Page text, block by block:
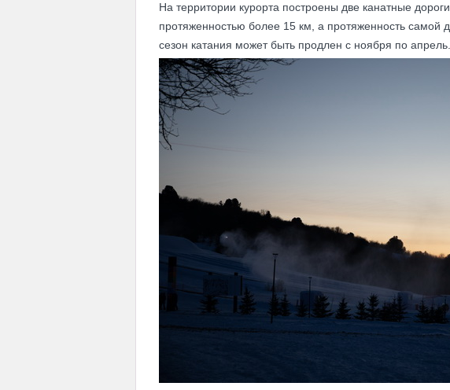
На территории курорта построены две канатные
протяженностью более 15 км, а протяженность самой
сезон катания может быть продлен с ноября по апрель.